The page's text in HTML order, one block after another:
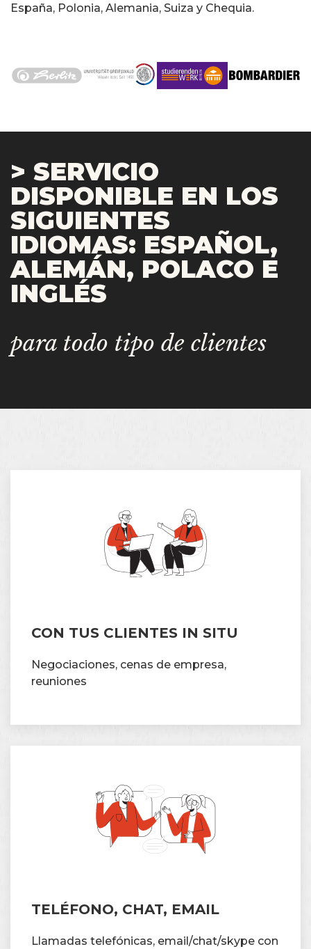
España, Polonia, Alemania, Suiza y Chequia.
> SERVICIO
DISPONIBLE EN LOS
SIGUIENTES
IDIOMAS: ESPAÑOL,
ALEMÁN, POLACO E
INGLÉS
para todo tipo de clientes
CON TUS CLIENTES IN SITU
Negociaciones, cenas de empresa,
reuniones
TELÉFONO, CHAT, EMAIL
Llamadas telefónicas, email/chat/skype con